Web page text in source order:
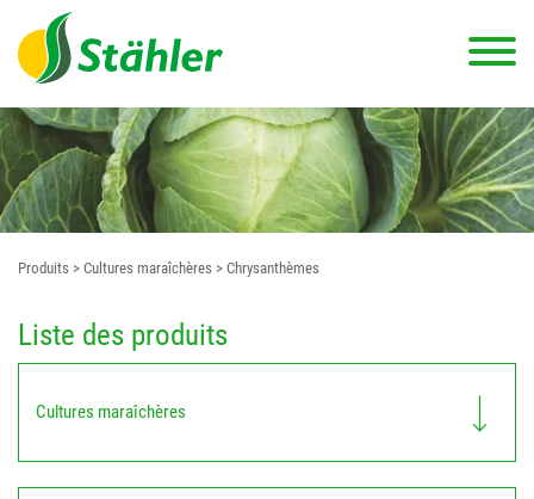
Produits > Cultures maraîchères > Chrysanthèmes
Liste des produits
Cultures maraîchères